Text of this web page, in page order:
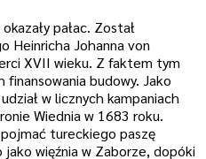
pałac. Został
Heinricha Johanna von
XVII wieku. Z faktem tym
finansowania budowy. Jako
w licznych kampaniach
Wiednia w 1683 roku.
tureckiego paszę
więźnia w Zaborze, dopóki